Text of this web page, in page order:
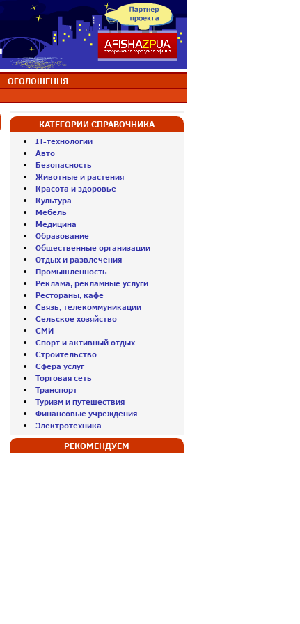
ОГОЛОШЕННЯ
КАТЕГОРИИ СПРАВОЧНИКА
IT-технологии
Авто
Безопасность
Животные и растения
Красота и здоровье
Культура
Мебель
Медицина
Образование
Общественные организации
Отдых и развлечения
Промышленность
Реклама, рекламные услуги
Рестораны, кафе
Связь, телекоммуникации
Сельское хозяйство
СМИ
Спорт и активный отдых
Строительство
Сфера услуг
Торговая сеть
Транспорт
Туризм и путешествия
Финансовые учреждения
Электротехника
РЕКОМЕНДУЕМ